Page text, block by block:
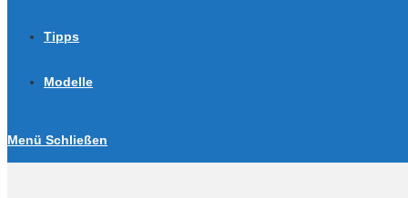
Tipps
Modelle
Menü Schließen